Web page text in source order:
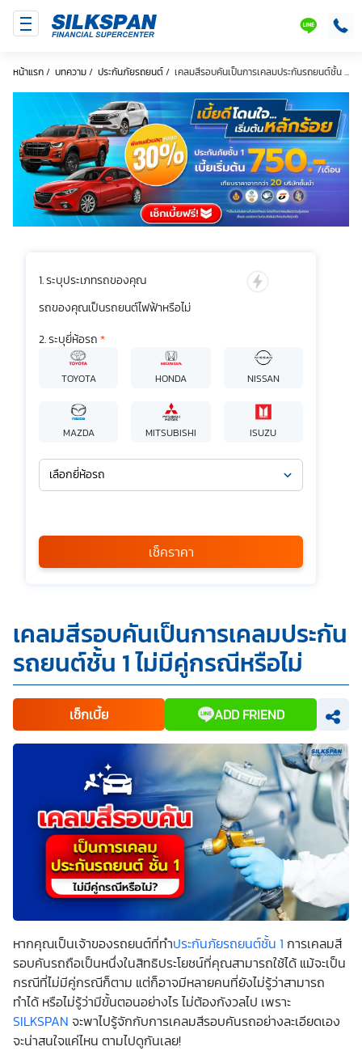
หน้าแรก/ บทความ/ ประกันภัยรถยนต์/ เคลมสีรอบคันเป็นการเคลมประกันรถยนต์ชั้น ...
ระบุประเภทรถของคุณ
รถของคุณเป็นรถยนต์ไฟฟ้าหรือไม่
ระบุยี่ห้อรถ *
TOYOTA HONDA NISSAN
MAZDA MITSUBISHI ISUZU
เลือกยี่ห้อรถ
กรุณาเลือก
*
ข้าพเจ้ารับทราบนโยบายคุ้มครองข้อมูลส่วนบุคคล และยินยอมให้
บริษัท SILKSPAN อินชัวรันซ์ โบรกเกอร์เรจ จำกัด รวมถึงบริษัท
ในเครือที่เกี่ยวข้องกัน ตลอดจนคู่ค้าทางธุรกิจและ/หรือ
พันธมิตรของบริษัทเหล่านี้ สามารถเก็บ ใช้ และ/หรือ เปิดเผย
ข้อมูลส่วนบุคคลและข้อมูลส่วนบุคคลที่มีความอ่อนไหวของ
ข้าพเจ้า เพื่อวัตถุประสงค์ในการดำเนินการติดต่อและนำเสนอ
ข้อมูลสำหรับการขายผลิตภัณฑ์ การจัดทำรายการส่งเสริมการ
ขายและการตลาด แจ้งสิทธิประโยชน์หรือข่าวสารต่างๆ แจ้ง
ข้อมูลเกี่ยวกับผลิตภัณฑ์ หรือกรมธรรม์ประกันภัย การใช้ข้อมูล
เพื่อพัฒนาผลิตภัณฑ์หรือบริการต่างๆ หรือเพื่อกิจกรรมอื่นๆ
ท่านสามารถอ่านรายละเอียดนโยบายคุ้มครองข้อมูลส่วนบุคคล
และสิทธิของเจ้าของข้อมูลส่วนบุคคลได้ที่เว็บไซต์คำประกาศ
เกี่ยวกับความเป็นส่วนตัวก่อนให้ความยินยอม ทั้งนี้ ก่อนการ
แสดงเจตนา ข้าพเจ้าได้อ่านรายละเอียดจากเอกสารชี้แจงข้อมูล
หรือได้รับคำอธิบายจากหน่วยงานถึงวัตถุประสงค์ในการเก็บ
รวบรวม ใช้หรือเปิดเผยข้อมูลส่วนบุคคล (“ประมวลผลข้อมูล
ส่วนบุคคล”) และมีความเข้าใจดีแล้ว ข้าพเจ้าให้ความยินยอมหรือ
ปฏิเสธไม่ให้ความยินยอมในเอกสารนี้ด้วยความสมัครใจ
ปราศจากการบังคับหรือชักจูง และข้าพเจ้าทราบว่าข้าพเจ้า
สามารถถอนความยินยอมนี้เสียเมื่อใดก็ได้ เว้นแต่ในกรณีมีข้อ
จำกัดสิทธิตามกฎหมายหรือยังมีสัญญาระหว่างข้าพเจ้ากับ
สถาบันที่ให้ประโยชน์แก่ข้าพเจ้าอยู่ กรณีที่ข้าพเจ้าประสงค์จะไม่
ให้ความยินยอม ข้าพเจ้าเข้าใจและยอมรับว่า การไม่ให้ความ
ยินยอมจะมีผลทำให้ข้าพเจ้า (เช่น ข้าพเจ้าอาจได้รับความสะดวก
การใช้งานบางอย่างได้ เป็นต้น) และข้าพเจ้าทราบว่าการถอน
ความยินยอมดังกล่าว ไม่มีผลกระทบต่อการประมวลผลข้อมูล
ส่วนบุคคลที่ได้ดำเนินการเสร็จสิ้นไปแล้วก่อนการถอนความ
ยินยอม โดยข้าพเจ้าให้ถือเอาการกดเลือก “ให้ความยินยอม” ใน
ช่องสนทนา เป็นการแสดงเจตนายินยอมของข้าพเจ้าแทนการ
ลงลายมือชื่อเป็นหลักฐาน
เช็คราคา
เคลมสีรอบคันเป็นการเคลมประกัน
รถยนต์ชั้น 1 ไม่มีคู่กรณีหรือไม่
เช็กเบี้ย ADD FRIEND
หากคุณเป็นเจ้าของรถยนต์ที่ทำประกันภัยรถยนต์ชั้น 1 การเคลมสี
รอบคันรถถือเป็นหนึ่งในสิทธิประโยชน์ที่คุณสามารถใช้ได้ แม้จะเป็น
กรณีที่ไม่มีคู่กรณีก็ตาม แต่ก็อาจมีหลายคนที่ยังไม่รู้ว่าสามารถ
ทำได้ หรือไม่รู้ว่ามีขั้นตอนอย่างไร ไม่ต้องกังวลไป เพราะ
SILKSPAN จะพาไปรู้จักกับการเคลมสีรอบคันรถอย่างละเอียดเอง
จะน่าสนใจแค่ไหน ตามไปดูกันเลย!